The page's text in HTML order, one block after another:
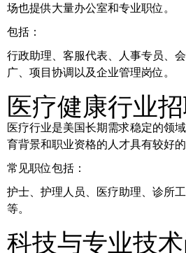
场也提供大量办公室和专业职位。
包括：
行政助理、客服代表、人事专员、
广、项目协调以及企业管理岗位。
医疗健康行业
医疗行业是美国长期需求稳定的领
育背景和职业资格的人才具有较好的
常见职位包括：
护士、护理人员、医疗助理、诊所
等。
科技与专业技